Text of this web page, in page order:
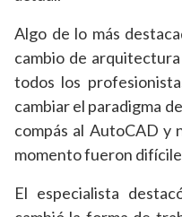
Algo de lo más
cambio de
todos los
cambiar el paradigma
compás al AutoCAD y
momento fueron
El especialista